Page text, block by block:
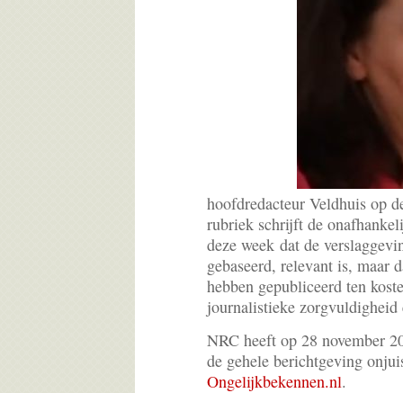
hoofdredacteur Veldhuis op
rubriek schrijft de
deze week dat de
gebaseerd, relevant is, maar
hebben gepubliceerd ten
journalistieke zorgvuldigheid
NRC heeft op 28 november
de gehele berichtgeving
Ongelijkbekennen.nl.